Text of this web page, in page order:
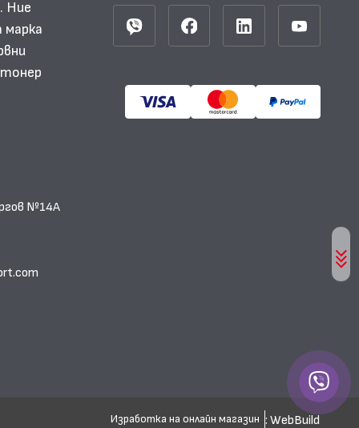
Ние
марка
№14А
Изработка на онлайн магазин : WebBuild